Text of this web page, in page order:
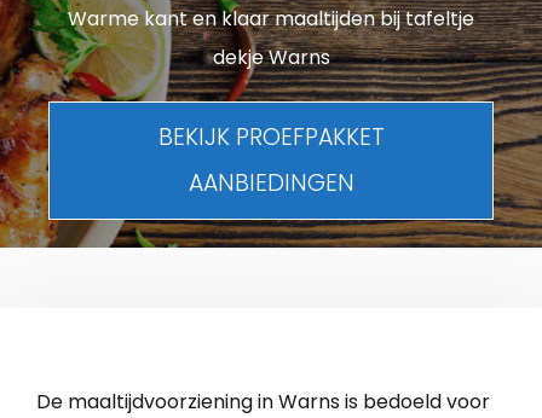
Warme kant en klaar maaltijden bij tafeltje
dekje Warns
BEKIJK PROEFPAKKET
AANBIEDINGEN
De maaltijdvoorziening in Warns is bedoeld voor